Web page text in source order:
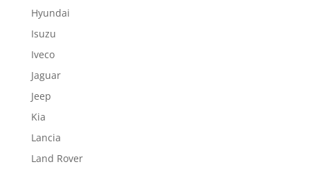
Hyundai
Isuzu
Iveco
Jaguar
Jeep
Kia
Lancia
Land Rover